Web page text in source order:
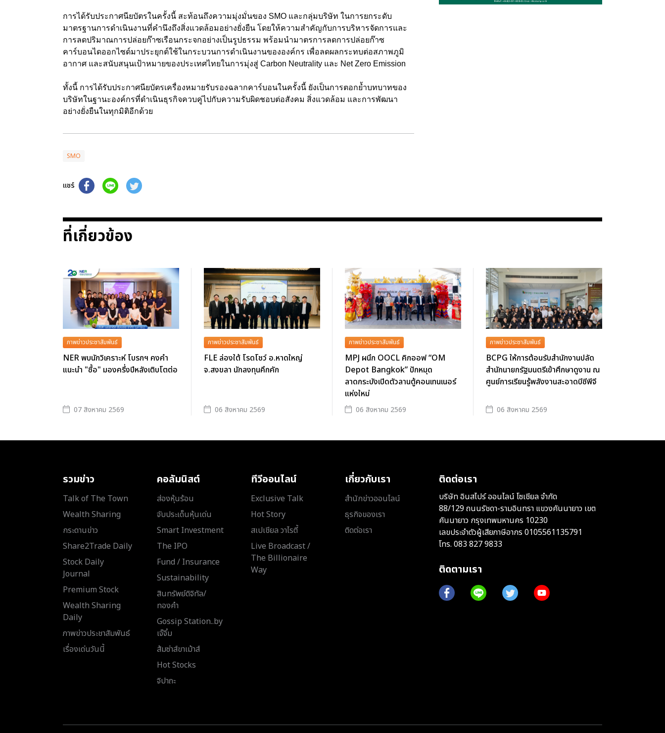
การได้รับประกาศนียบัตรในครั้งนี้ สะท้อนถึงความมุ่งมั่นของ SMO และกลุ่มบริษัท ในการยกระดับ
มาตรฐานการดำเนินงานที่คำนึงถึงสิ่งแวดล้อมอย่างยั่งยืน โดยให้ความสำคัญกับการบริหารจัดการและ
การลดปริมาณการปล่อยก๊าซเรือนกระจกอย่างเป็นรูปธรรม พร้อมนำมาตรการลดการปล่อยก๊าซ
คาร์บอนไดออกไซด์มาประยุกต์ใช้ในกระบวนการดำเนินงานขององค์กร เพื่อลดผลกระทบต่อสภาพภูมิ
อากาศ และสนับสนุนเป้าหมายของประเทศไทยในการมุ่งสู่ Carbon Neutrality และ Net Zero Emission
ทั้งนี้ การได้รับประกาศนียบัตรเครื่องหมายรับรองฉลากคาร์บอนในครั้งนี้ ยังเป็นการตอกย้ำบทบาทของ
บริษัทในฐานะองค์กรที่ดำเนินธุรกิจควบคู่ไปกับความรับผิดชอบต่อสังคม สิ่งแวดล้อม และการพัฒนา
อย่างยั่งยืนในทุกมิติอีกด้วย
SMO
แชร์
ที่เกี่ยวข้อง
ภาพข่าวประชาสัมพันธ์
NER พบนักวิเคราะห์ โบรกฯ คงคำ
แนะนำ "ซื้อ" มองครึ่งปีหลังเติบโตต่อ
07 สิงหาคม 2569
ภาพข่าวประชาสัมพันธ์
FLE ล่องใต้ โรดโชว์ อ.หาดใหญ่
จ.สงขลา นักลงทุนคึกคัก
06 สิงหาคม 2569
ภาพข่าวประชาสัมพันธ์
MPJ ผนึก OOCL คิกออฟ “OM
Depot Bangkok” ปักหมุด
ลาดกระบังเปิดตัวลานตู้คอนเทนเนอร์
แห่งใหม่
06 สิงหาคม 2569
ภาพข่าวประชาสัมพันธ์
BCPG ให้การต้อนรับสำนักงานปลัด
สำนักนายกรัฐมนตรีเข้าศึกษาดูงาน ณ
ศูนย์การเรียนรู้พลังงานสะอาดบีซีพีจี
06 สิงหาคม 2569
รวมข่าว
Talk of The Town
Wealth Sharing
กระดานข่าว
Share2Trade Daily
Stock Daily
Journal
Premium Stock
Wealth Sharing
Daily
ภาพข่าวประชาสัมพันธ์
เรื่องเด่นวันนี้
คอลัมนิสต์
ส่องหุ้นร้อน
จับประเด็นหุ้นเด่น
Smart Investment
The IPO
Fund / Insurance
Sustainability
สินทรัพย์ดิจิทัล/
ทองคำ
Gossip Station..by
เจ๊จิ๋ม
ส้มซ่าส์ขาเม้าส์
Hot Stocks
จิปาถะ
ทีวีออนไลน์
Exclusive Talk
Hot Story
สเปเชียล วาไรตี้
Live Broadcast /
The Billionaire
Way
เกี่ยวกับเรา
สำนักข่าวออนไลน์
ธุรกิจของเรา
ติดต่อเรา
ติดต่อเรา
บริษัท อินสไปร์ ออนไลน์ โซเชียล จำกัด
88/129 ถนนรัชดา-รามอินทรา แขวงคันนายาว เขต
คันนายาว กรุงเทพมหานคร 10230
เลขประจำตัวผู้เสียภาษีอากร 0105561135791
โทร. 083 827 9833
ติดตามเรา